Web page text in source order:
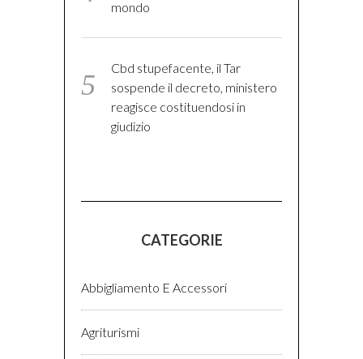
mondo
Cbd stupefacente, il Tar
sospende il decreto, ministero
reagisce costituendosi in
giudizio
CATEGORIE
Abbigliamento E Accessori
Agriturismi